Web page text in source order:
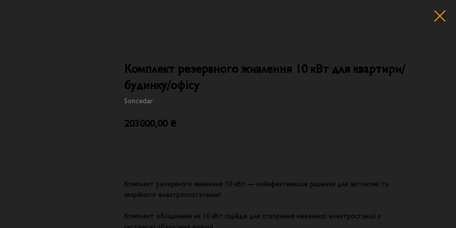
Комплект резервного живлення 10 кВт для квартири/
будинку/офісу
Soncedar
203000,00 ₴
Комплект резервного живлення 10 кВт — найефективніше рішення для автономії та
аварійного електропостачання!
Комплект обладнання на 10 кВт підійде для створення невеликої електростанції з
системою зберігання енергії.